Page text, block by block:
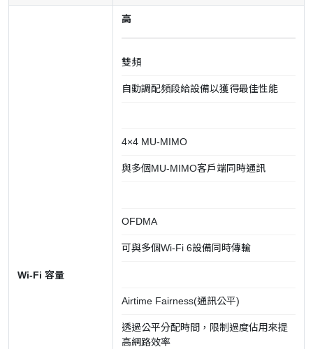
Wi-Fi 容量
高
雙頻
自動調配頻段給設備以獲得最佳性能
4×4 MU-MIMO
與多個MU-MIMO客戶端同時通訊
OFDMA
可與多個Wi-Fi 6設備同時傳輸
Airtime Fairness(通訊公平)
透過公平分配時間，限制過度佔用來提
高網路效率